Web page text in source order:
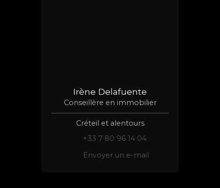
Irène Delafuente
Conseillère en immobilier
Créteil et alentours
+33 7 80 96 14 04
Envoyer un e-mail